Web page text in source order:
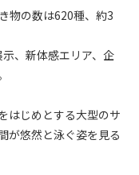
物の数は620種、約3
、新体感エリア、企
はじめとする大型のサ
が悠然と泳ぐ姿を見る